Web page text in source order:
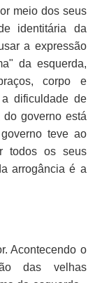
meio dos seus
identitária da
a expressão
da esquerda,
corpo e
dificuldade de
governo está
teve ao
todos os seus
arrogância é a
Acontecendo o
das velhas